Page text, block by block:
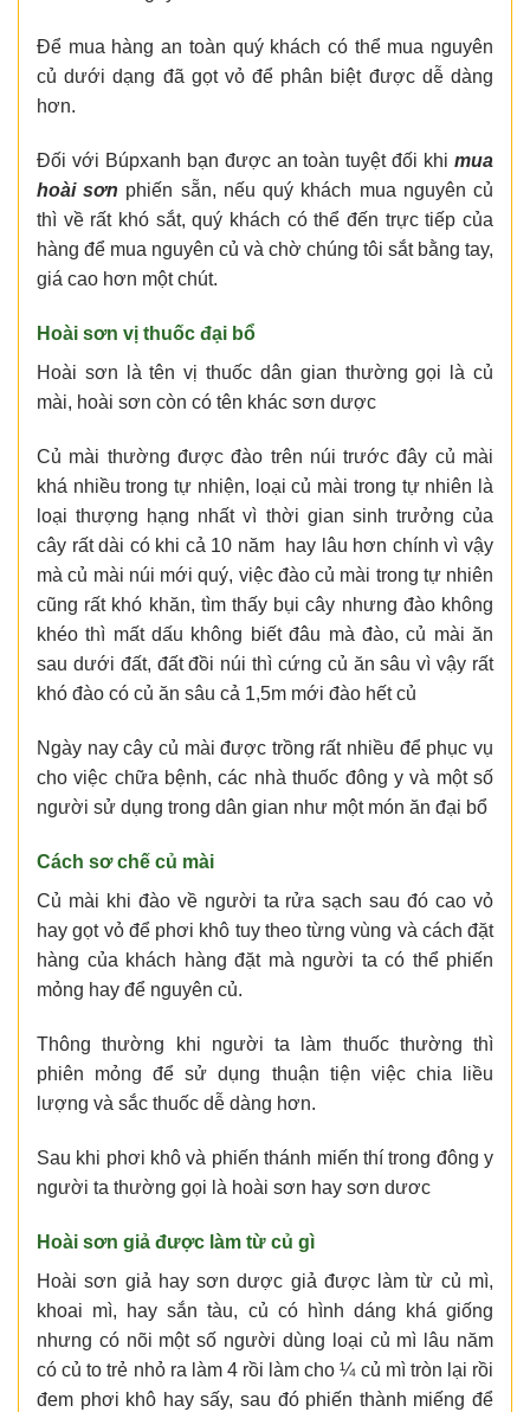
Để mua hàng an toàn quý khách có thể mua nguyên
củ dưới dạng đã gọt vỏ để phân biệt được dễ dàng
hơn.
Đối với Búpxanh bạn được an toàn tuyệt đối khi mua
hoài sơn phiến sẵn, nếu quý khách mua nguyên củ
thì về rất khó sắt, quý khách có thể đến trực tiếp của
hàng để mua nguyên củ và chờ chúng tôi sắt bằng tay,
giá cao hơn một chút.
Hoài sơn vị thuốc đại bổ
Hoài sơn là tên vị thuốc dân gian thường gọi là củ
mài, hoài sơn còn có tên khác sơn dược
Củ mài thường được đào trên núi trước đây củ mài
khá nhiều trong tự nhiện, loại củ mài trong tự nhiên là
loại thượng hạng nhất vì thời gian sinh trưởng của
cây rất dài có khi cả 10 năm hay lâu hơn chính vì vậy
mà củ mài núi mới quý, việc đào củ mài trong tự nhiên
cũng rất khó khăn, tìm thấy bụi cây nhưng đào không
khéo thì mất dấu không biết đâu mà đào, củ mài ăn
sau dưới đất, đất đồi núi thì cứng củ ăn sâu vì vậy rất
khó đào có củ ăn sâu cả 1,5m mới đào hết củ
Ngày nay cây củ mài được trồng rất nhiều để phục vụ
cho việc chữa bệnh, các nhà thuốc đông y và một số
người sử dụng trong dân gian như một món ăn đại bổ
Cách sơ chế củ mài
Củ mài khi đào về người ta rửa sạch sau đó cao vỏ
hay gọt vỏ để phơi khô tuy theo từng vùng và cách đặt
hàng của khách hàng đặt mà người ta có thể phiến
mỏng hay để nguyên củ.
Thông thường khi người ta làm thuốc thường thì
phiên mỏng để sử dụng thuận tiện việc chia liều
lượng và sắc thuốc dễ dàng hơn.
Sau khi phơi khô và phiến thánh miến thí trong đông y
người ta thường gọi là hoài sơn hay sơn dươc
Hoài sơn giả được làm từ củ gì
Hoài sơn giả hay sơn dược giả được làm từ củ mì,
khoai mì, hay sắn tàu, củ có hình dáng khá giống
nhưng có nõi một số người dùng loại củ mì lâu năm
có củ to trẻ nhỏ ra làm 4 rồi làm cho ¼ củ mì tròn lại rồi
đem phơi khô hay sấy, sau đó phiến thành miếng để